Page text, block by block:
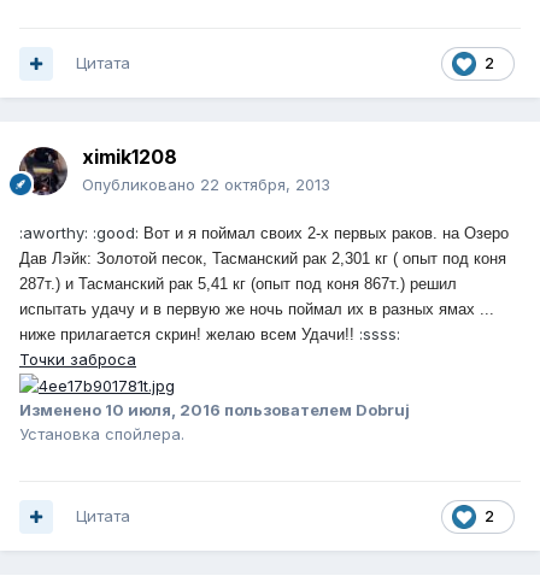
2
Цитата
ximik1208
Опубликовано 22 октября, 2013
:aworthy: :good: Вот и я поймал своих 2-х первых раков. на Озеро
Дав Лэйк: Золотой песок, Тасманский рак 2,301 кг ( опыт под коня
287т.) и Тасманский рак 5,41 кг (опыт под коня 867т.) решил
испытать удачу и в первую же ночь поймал их в разных ямах ...
ниже прилагается скрин! желаю всем Удачи!! :ssss:
Точки заброса
Изменено 10 июля, 2016 пользователем Dobruj
Установка спойлера.
2
Цитата